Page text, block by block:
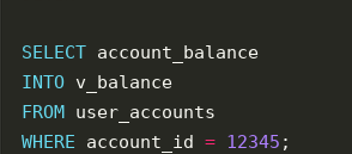
SELECT
INTO
FROM
WHERE account_id = 12345